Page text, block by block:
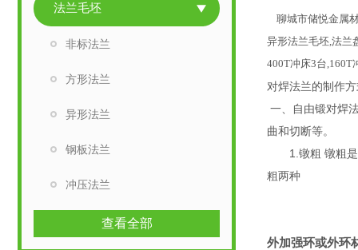
聊城市储悦金属
异形法兰毛坯,法兰
400T冲床3台,160T
对焊法兰的制作
一、自由锻对焊
曲和切断等。
1.镦粗 镦粗是
粗两种
外加强环或外环
法兰毛坯
非标法兰
方形法兰
异形法兰
钢板法兰
冲压法兰
查看全部